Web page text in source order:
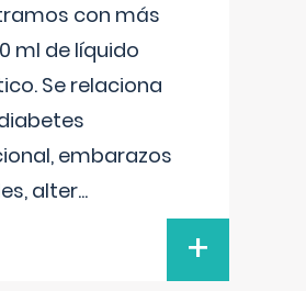
con más
ml de líquido
Se relaciona
embarazos
alter...
+